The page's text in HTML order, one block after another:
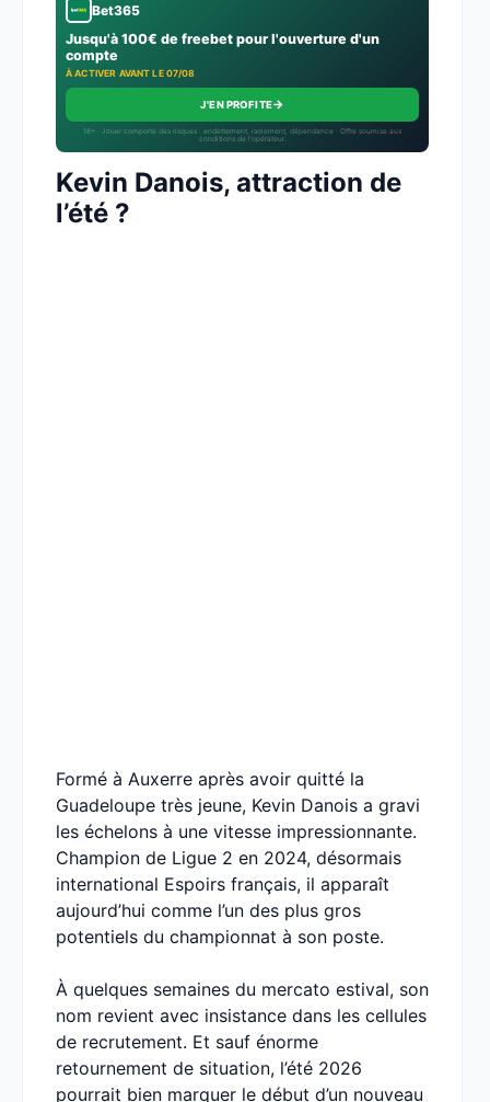
Bet365
Jusqu'à 100€ de freebet pour l'ouverture d'un
compte
À ACTIVER AVANT LE 07/08
J'EN PROFITE→
18+ · Jouer comporte des risques : endettement, isolement, dépendance · Offre soumise aux
conditions de l’opérateur.
Kevin Danois, attraction de
l’été ?
Formé à Auxerre après avoir quitté la
Guadeloupe très jeune, Kevin Danois a gravi
les échelons à une vitesse impressionnante.
Champion de Ligue 2 en 2024, désormais
international Espoirs français, il apparaît
aujourd’hui comme l’un des plus gros
potentiels du championnat à son poste.
À quelques semaines du mercato estival, son
nom revient avec insistance dans les cellules
de recrutement. Et sauf énorme
retournement de situation, l’été 2026
pourrait bien marquer le début d’un nouveau